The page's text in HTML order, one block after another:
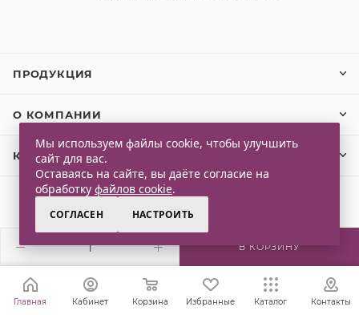
В КОРЗИНУ
ПРОДУКЦИЯ
О КОМПАНИИ
КЛИЕНТАМ
Мы используем файлы cookie, чтобы улучшить
сайт для вас.
Оставаясь на сайте, вы даёте согласие на
обработку файлов cookie.
СОГЛАСЕН НАСТРОИТЬ
Главная Кабинет Корзина Избранные Каталог Контакты